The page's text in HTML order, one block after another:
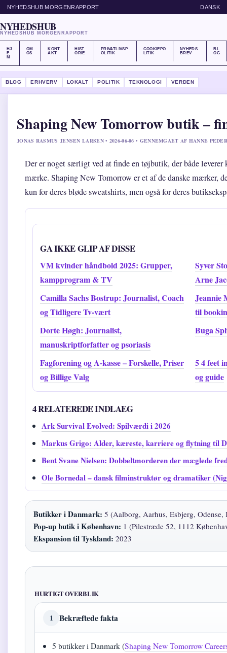
NYHEDSHUB MORGENRAPPORT DANSK
NYHEDSHUB
NYHEDSHUB MORGENRAPPORT
HJ
E
M
OM
OS
KONT
AKT
HIST
ORIE
PRIVATLIVSP
OLITIK
COOKIEPO
LITIK
NYHEDS
BREV
BL
OG
BLOG ERHVERV LOKALT POLITIK TEKNOLOGI VERDEN
Shaping New Tomorrow butik –
JONAS RASMUS JENSEN LARSEN • 2026-06-06 • GENNEMGAET AF HANNE
Der er noget særligt ved at finde en tøjbutik, der både
mærke. Shaping New Tomorrow er et af de danske mærker,
kun for deres bløde sweatshirts, men også for deres
GA IKKE GLIP AF DISSE
VM kvinder håndbold 2025: Grupper,
kampprogram & TV
Syver
Arne
Camilla Sachs Bostrup: Journalist, Coach
og Tidligere Tv-vært
Jeannie
til
Dorte Høgh: Journalist,
manuskriptforfatter og psoriasis
Buga
Fagforening og A-kasse – Forskelle, Priser
og Billige Valg
5 4 feet
og guide
4 RELATEREDE INDLAEG
Ark Survival Evolved: Spilværdi i 2026
Markus Grigo: Alder, kæreste, karriere og flytning til
Bent Svane Nielsen: Dobbeltmorderen der mæglede
Ole Bornedal – dansk filminstruktør og dramatiker
Butikker i Danmark: 5 (Aalborg, Aarhus, Esbjerg, Odense,
Pop-up butik i København: 1 (Pilestræde 52, 1112
Ekspansion til Tyskland: 2023
HURTIGT OVERBLIK
1 Bekræftede fakta
5 butikker i Danmark (Shaping New Tomorrow